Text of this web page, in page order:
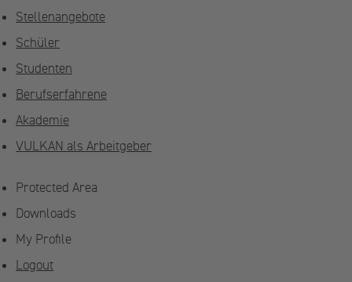
Stellenangebote
Schüler
Studenten
Berufserfahrene
Akademie
VULKAN als Arbeitgeber
Protected Area
Downloads
My Profile
Logout